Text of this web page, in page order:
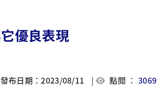
優良表現
發布日期：2023/08/11 | 點閱 ：3069